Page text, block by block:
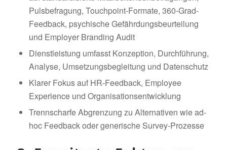
Pulsbefragung, Touchpoint-Formate, 360-Grad-
Feedback, psychische Gefährdungsbeurteilung
und Employer Branding Audit
Dienstleistung umfasst Konzeption, Durchführung,
Analyse, Umsetzungsbegleitung und Datenschutz
Klarer Fokus auf HR-Feedback, Employee
Experience und Organisationsentwicklung
Trennscharfe Abgrenzung zu Alternativen wie ad-
hoc Feedback oder generische Survey-Prozesse